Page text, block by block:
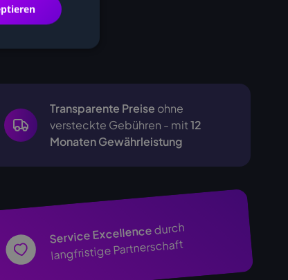
Transparente Preise ohne
versteckte Gebühren - mit12
Monaten Gewährleistung
Service Excellencedurch
langfristige Partnerschaft